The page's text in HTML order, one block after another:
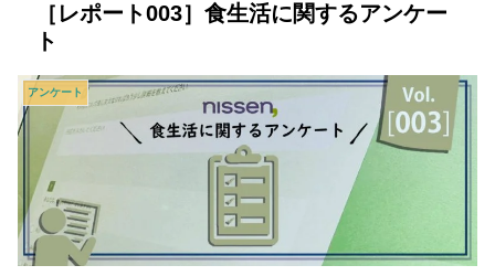
［レポート003］食生活に関するアンケー
ト
アンケート